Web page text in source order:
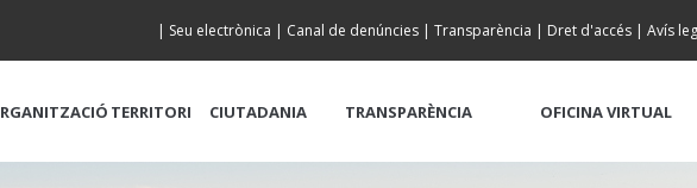
| Seu electrònica | Canal de denúncies | Transparència | Dret d'accés | Avís
TERRITORI CIUTADANIA TRANSPARÈNCIA OFICINA VIRTUAL